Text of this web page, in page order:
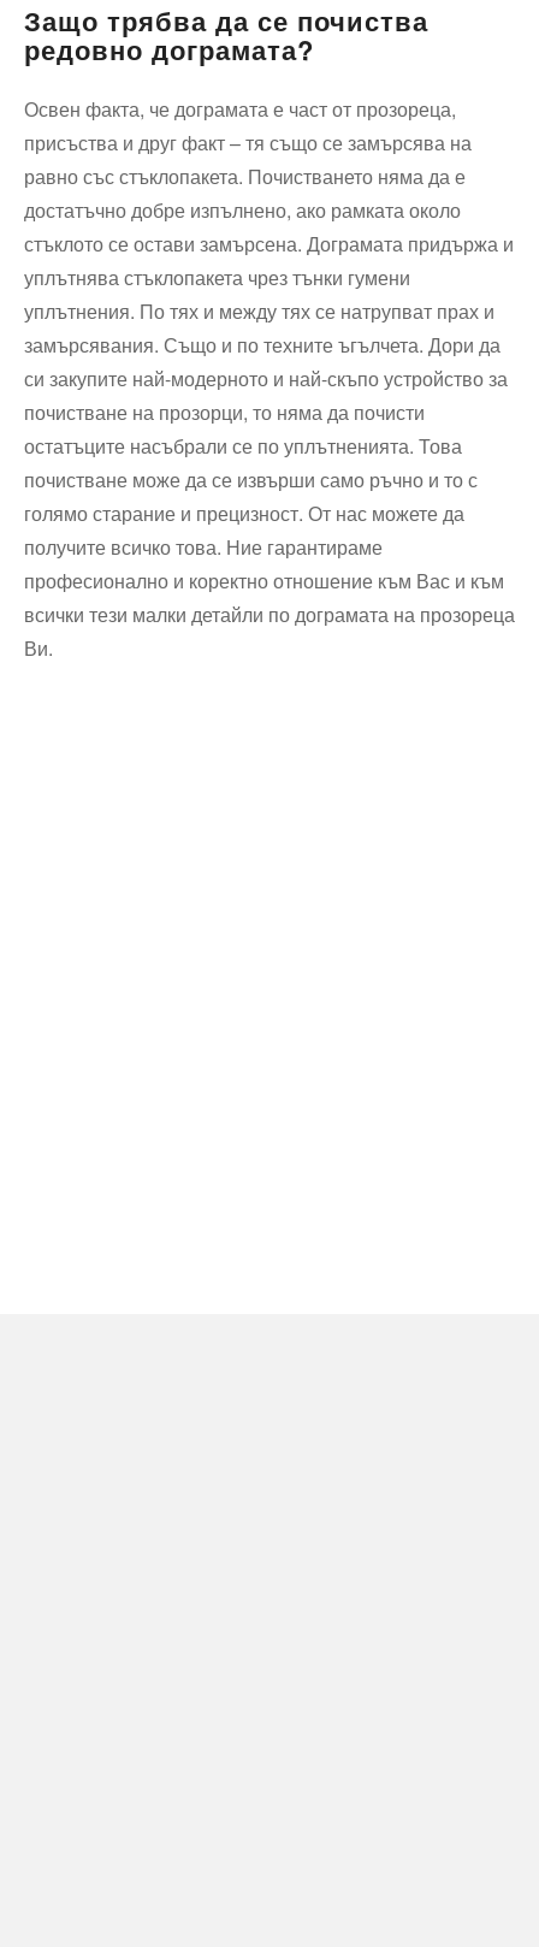
Защо трябва да се почиства
редовно дограмата?
Освен факта, че дограмата е част от прозореца,
присъства и друг факт – тя също се замърсява на
равно със стъклопакета. Почистването няма да е
достатъчно добре изпълнено, ако рамката около
стъклото се остави замърсена. Дограмата придържа и
уплътнява стъклопакета чрез тънки гумени
уплътнения. По тях и между тях се натрупват прах и
замърсявания. Също и по техните ъгълчета. Дори да
си закупите най-модерното и най-скъпо устройство за
почистване на прозорци, то няма да почисти
остатъците насъбрали се по уплътненията. Това
почистване може да се извърши само ръчно и то с
голямо старание и прецизност. От нас можете да
получите всичко това. Ние гарантираме
професионално и коректно отношение към Вас и към
всички тези малки детайли по дограмата на прозореца
Ви.